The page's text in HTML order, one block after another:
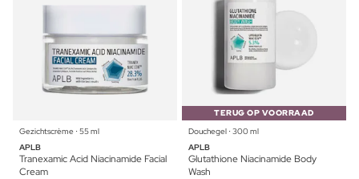
Gezichtscrème ⋅ 55 ml
APLB
Tranexamic Acid Niacinamide Facial
Cream
TERUG OP VOORRAAD
Douchegel ⋅ 300 ml
APLB
Glutathione Niacinamide Body
Wash